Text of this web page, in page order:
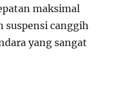
maksimal
suspensi canggih
yang sangat